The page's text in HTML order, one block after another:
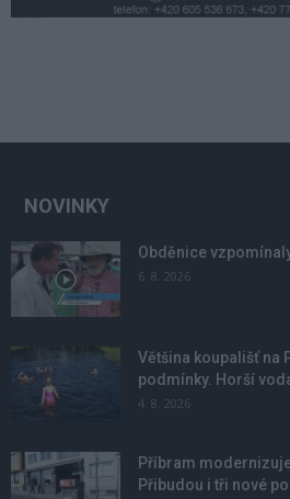
NOVINKY
Obděnice
6. 8. 2026
Většina koupališť na
podmínky. Horší
4. 8. 2026
Příbram
Přibudou i tři nové